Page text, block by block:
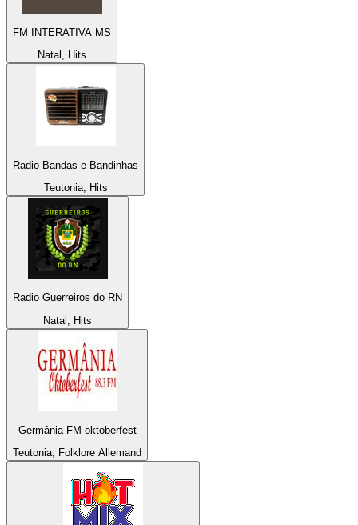
FM INTERATIVA MS
Natal, Hits
Radio Bandas e Bandinhas
Teutonia, Hits
Radio Guerreiros do RN
Natal, Hits
Germânia FM oktoberfest
Teutonia, Folklore Allemand